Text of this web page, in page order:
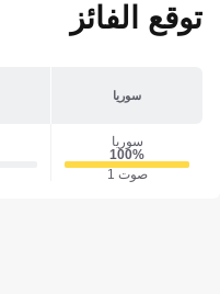
توقع الفائز
سوريا
سوريا
100‎%‎
صوت 1